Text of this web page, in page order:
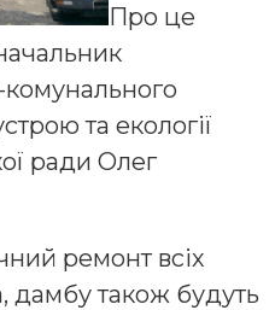
Про це
та екології
ради Олег
ремонт всіх
дамбу також будуть